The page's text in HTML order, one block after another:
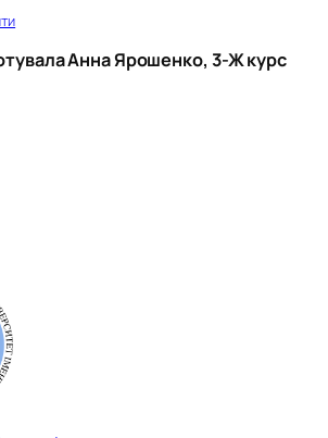
Анна Ярошенко, 3-Ж курс